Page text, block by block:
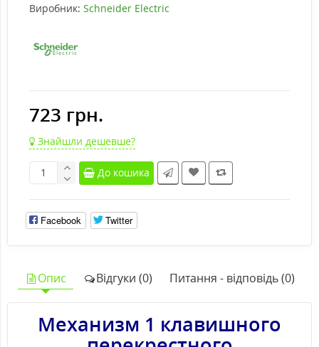
Виробник: Schneider Electric
723 грн.
Знайшли дешевше?
До кошика
Facebook Twitter
Опис Відгуки (0) Питання - відповідь (0)
Механизм 1 клавишного